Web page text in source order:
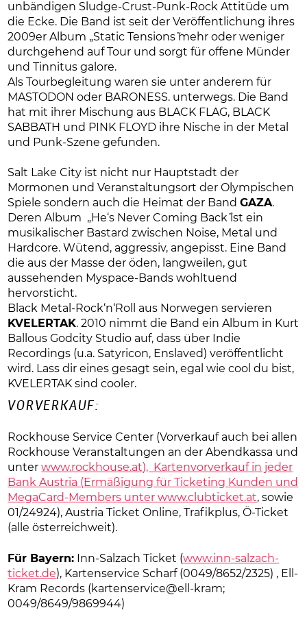
unbändigen Sludge-Crust-Punk-Rock Attitüde um
die Ecke. Die Band ist seit der Veröffentlichung ihres
2009er Album „Static Tensions˜ mehr oder weniger
durchgehend auf Tour und sorgt für offene Münder
und Tinnitus galore.
Als Tourbegleitung waren sie unter anderem für
MASTODON oder BARONESS. unterwegs. Die Band
hat mit ihrer Mischung aus BLACK FLAG, BLACK
SABBATH und PINK FLOYD ihre Nische in der Metal
und Punk-Szene gefunden.
Salt Lake City ist nicht nur Hauptstadt der
Mormonen und Veranstaltungsort der Olympischen
Spiele sondern auch die Heimat der BandGAZA.
Deren Album „He‘s Never Coming Back˜ ist ein
musikalischer Bastard zwischen Noise, Metal und
Hardcore. Wütend, aggressiv, angepisst. Eine Band
die aus der Masse der öden, langweilen, gut
aussehenden Myspace-Bands wohltuend
hervorsticht.
Black Metal-Rock‘n‘Roll aus Norwegen servieren
KVELERTAK. 2010 nimmt die Band ein Album in Kurt
Ballous Godcity Studio auf, dass über Indie
Recordings (u.a. Satyricon, Enslaved) veröffentlicht
wird. Lass dir eines gesagt sein, egal wie cool du bist,
KVELERTAK sind cooler.
VORVERKAUF:
Rockhouse Service Center (Vorverkauf auch bei allen
Rockhouse Veranstaltungen an der Abendkassa und
unterwww.rockhouse.at), Kartenvorverkauf in jeder
Bank Austria (Ermäßigung für Ticketing Kunden und
MegaCard-Members unterwww.clubticket.at, sowie
01/24924), Austria Ticket Online, Trafikplus, Ö-Ticket
(alle österreichweit).
Für Bayern: Inn-Salzach Ticket (www.inn-salzach-
ticket.de), Kartenservice Scharf (0049/8652/2325) , Ell-
Kram Records (kartenservice@ell-kram;
0049/8649/9869944)